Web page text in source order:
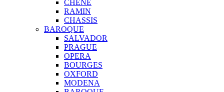
CHENE
RAMIN
CHASSIS
BAROQUE
SALVADOR
PRAGUE
OPERA
BOURGES
OXFORD
MODENA